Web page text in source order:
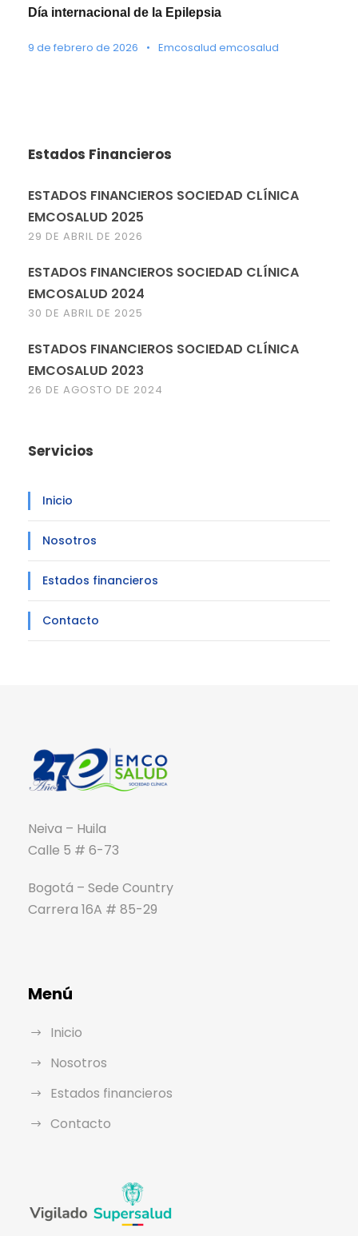
Día internacional de la Epilepsia
9 de febrero de 2026 • Emcosalud emcosalud
Estados Financieros
ESTADOS FINANCIEROS SOCIEDAD CLÍNICA
EMCOSALUD 2025
29 DE ABRIL DE 2026
ESTADOS FINANCIEROS SOCIEDAD CLÍNICA
EMCOSALUD 2024
30 DE ABRIL DE 2025
ESTADOS FINANCIEROS SOCIEDAD CLÍNICA
EMCOSALUD 2023
26 DE AGOSTO DE 2024
Servicios
Inicio
Nosotros
Estados financieros
Contacto
Neiva – Huila
Calle 5 # 6-73
Bogotá – Sede Country
Carrera 16A # 85-29
Menú
Inicio
Nosotros
Estados financieros
Contacto